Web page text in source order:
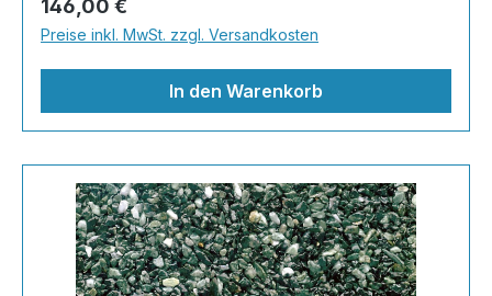
Shop nach Ihrer Lieblingsfarbe und legen Sie
gleich los!Inhalt 2x25kg Marmorsteine 1kg
Grundierung AT-EG30 4kg Ste
Regulärer Preis:
146,00 €
Preise inkl. MwSt. zzgl. Versandkosten
In den Warenkorb